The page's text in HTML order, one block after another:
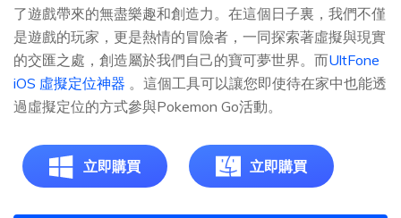
了遊戲帶來的無盡樂趣和創造力。在這個日子裏，我們不僅
是遊戲的玩家，更是熱情的冒險者，一同探索著虛擬與現實
的交匯之處，創造屬於我們自己的寶可夢世界。而UltFone
iOS 虛擬定位神器 。這個工具可以讓您即使待在家中也能透
過虛擬定位的方式參與Pokemon Go活動。
立即購買 立即購買